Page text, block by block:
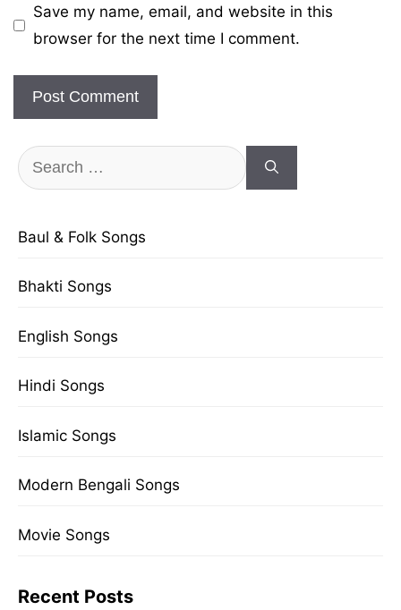
Save my name, email, and website in this
browser for the next time I comment.
Search
for:
Baul & Folk Songs
Bhakti Songs
English Songs
Hindi Songs
Islamic Songs
Modern Bengali Songs
Movie Songs
Recent Posts